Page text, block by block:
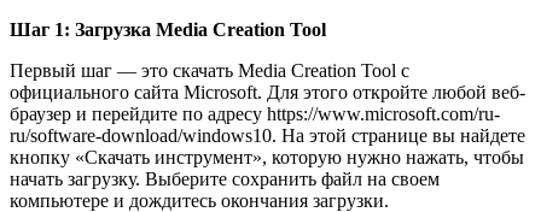
Шаг 1: Загрузка Media Creation Tool
Первый шаг — это скачать Media Creation Tool с
официального сайта Microsoft. Для этого откройте любой веб-
браузер и перейдите по адресу https://www.microsoft.com/ru-
ru/software-download/windows10. На этой странице вы найдете
кнопку «Скачать инструмент», которую нужно нажать, чтобы
начать загрузку. Выберите сохранить файл на своем
компьютере и дождитесь окончания загрузки.